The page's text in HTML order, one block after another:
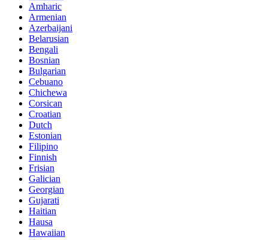
Amharic
Armenian
Azerbaijani
Belarusian
Bengali
Bosnian
Bulgarian
Cebuano
Chichewa
Corsican
Croatian
Dutch
Estonian
Filipino
Finnish
Frisian
Galician
Georgian
Gujarati
Haitian
Hausa
Hawaiian